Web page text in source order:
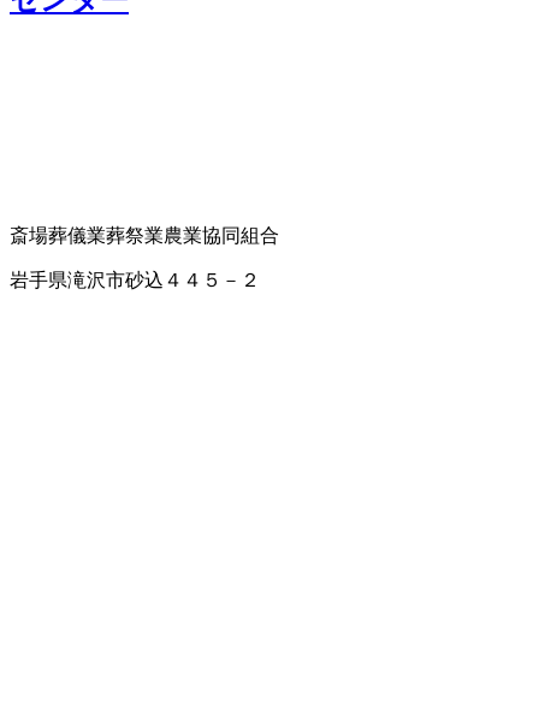
斎場葬儀業葬祭業農業協同組合
岩手県滝沢市砂込４４５－２